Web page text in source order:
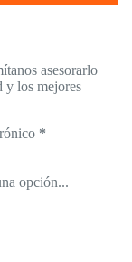
asesorarlo
y los mejores
*